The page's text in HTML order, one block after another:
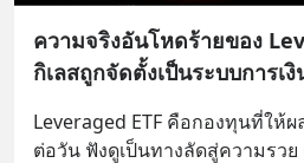
ความจริงอันโหดร้ายของ
กิเลสถูกจัดตั้งเป็นระบบการเงิ
Leveraged ETF คือกองทุนที่ใ
ต่อวัน ฟังดูเป็นทางลัดสู่ความรว